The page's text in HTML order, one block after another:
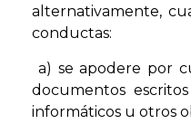
alternativamente,
conductas:
a) se apodere por
documentos
informáticos u otros